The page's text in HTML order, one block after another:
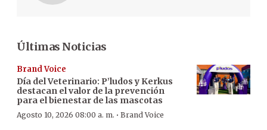
Últimas Noticias
Brand Voice
Día del Veterinario: P’ludos y Kerkus
destacan el valor de la prevención
para el bienestar de las mascotas
Agosto 10, 2026 08:00 a. m. · Brand Voice